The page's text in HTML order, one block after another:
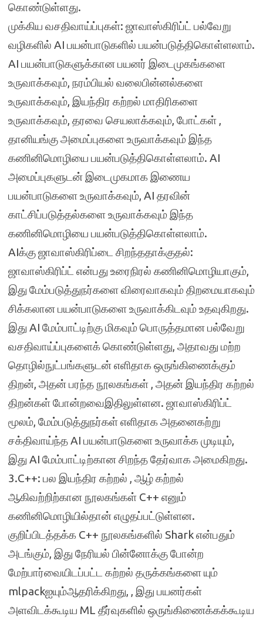
கொண்டுள்ளது.
முக்கிய வசதிவாய்ப்புகள்: ஜாவாஸ்கிரிப்ட் பல்வேறு
வழிகளில் AI பயன்பாடுகளில் பயன்படுத்திகொள்ளலாம்.
AI பயன்பாடுகளுக்கான பயனர் இடைமுகங்களை
உருவாக்கவும், நரம்பியல் வலைபின்னல்களை
உருவாக்கவும், இயந்திர கற்றல் மாதிரிகளை
உருவாக்கவும், தரவை செயலாக்கவும், போட்கள் ,
தானியங்கு அமைப்புகளை உருவாக்கவும் இந்த
கணினிமொழியை பயன்படுத்திகொள்ளலாம். AI
அமைப்புகளுடன் இடைமுகமாக இணைய
பயன்பாடுகளை உருவாக்கவும், AI தரவின்
காட்சிப்படுத்தல்களை உருவாக்கவும் இந்த
கணினிமொழியை பயன்படுத்திகொள்ளலாம்.
AIக்கு ஜாவாஸ்கிரிப்டை சிறந்ததாக்குதல்:
ஜாவாஸ்கிரிப்ட் என்பது உரைநிரல் கணினிமொழியாகும்,
இது மேம்படுத்துநர்களை விரைவாகவும் திறமையாகவும்
சிக்கலான பயன்பாடுகளை உருவாக்கிடவும் உதவுகிறது.
இது AI மேம்பாட்டிற்கு மிகவும் பொருத்தமான பல்வேறு
வசதிவாய்ப்புகளைக் கொண்டுள்ளது, அதாவது மற்ற
தொழில்நுட்பங்களுடன் எளிதாக ஒருங்கிணைக்கும்
திறன், அதன் பரந்த நூலகங்கள் , அதன் இயந்திர கற்றல்
திறன்கள் போன்றவைஇதிலுள்ளன. ஜாவாஸ்கிரிப்ட்
மூலம், மேம்படுத்துநர்கள் எளிதாக அதனைகற்று
சக்திவாய்ந்த AI பயன்பாடுகளை உருவாக்க முடியும்,
இது AI மேம்பாட்டிற்கான சிறந்த தேர்வாக அமைகிறது.
3.C++: பல இயந்திர கற்றல் , ஆழ் கற்றல்
ஆகிவற்றிற்கான நூலகங்கள் C++ எனும்
கணினிமொழியில்தான் எழுதப்பட்டுள்ளன.
குறிப்பிடத்தக்க C++ நூலகங்களில் Shark என்பதும்
அடங்கும், இது நேரியல் பின்னோக்கு போன்ற
மேற்பார்வையிடப்பட்ட கற்றல் தருக்கங்களை யும்
mlpackஐயும்ஆதரிக்கிறது, , இது பயனர்கள்
அளவிடக்கூடிய ML தீர்வுகளில் ஒருங்கிணைக்கக்கூடிய